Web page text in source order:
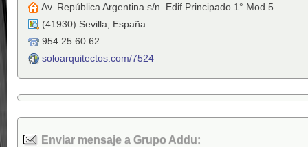
Av. República Argentina s/n. Edif.Principado 1° Mod.5
(41930) Sevilla
España
954 25 60 62
soloarquitectos.com/7524
Enviar mensaje a Grupo Addu: